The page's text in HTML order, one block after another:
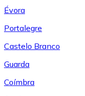
Évora
Portalegre
Castelo Branco
Guarda
Coímbra